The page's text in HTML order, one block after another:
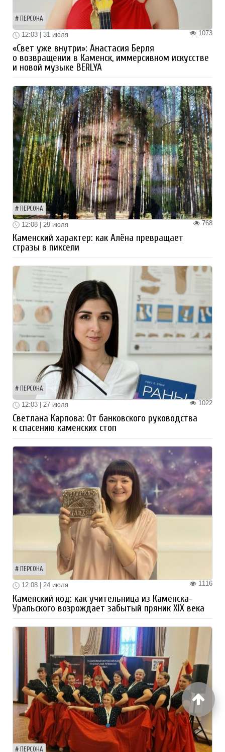
ПЕРСОНА
1073
12:03 | 31 июля
«Свет уже внутри»: Анастасия Берля
о возвращении в Каменск, иммерсивном искусстве
и новой музыке BERLYA
ПЕРСОНА
768
12:08 | 29 июля
Каменский характер: как Алёна превращает
стразы в пиксели
ПЕРСОНА
1022
12:03 | 27 июля
Светлана Карпова: От банковского руководства
к спасению каменских стоп
ПЕРСОНА
1116
12:08 | 24 июля
Каменский код: как учительница из Каменска-
Уральского возрождает забытый пряник XIX века
ПЕРСОНА